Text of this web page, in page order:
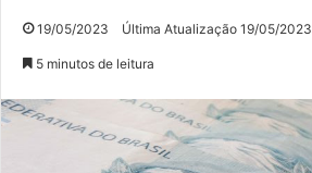
19/05/2023 Última Atualização 19/05/2023
5 minutos de leitura